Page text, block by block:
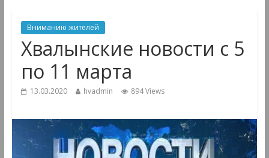
Вниманию жителей
Хвалынские новости с 5
по 11 марта
13.03.2020 hvadmin 894 Views